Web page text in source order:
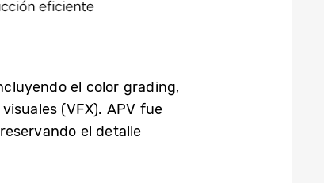
el color grading,
(VFX). APV fue
el detalle